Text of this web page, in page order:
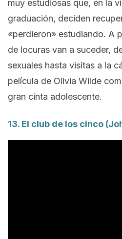
muy estudiosas que, en la
graduación, deciden
«perdieron» estudiando. A
de locuras van a suceder,
sexuales hasta visitas a la
película de Olivia Wilde
gran cinta adolescente.
13. El club de los cinco